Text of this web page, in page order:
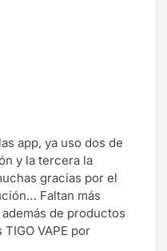
app, ya uso dos de
y la tercera la
gracias por el
Faltan más
de productos
VAPE por